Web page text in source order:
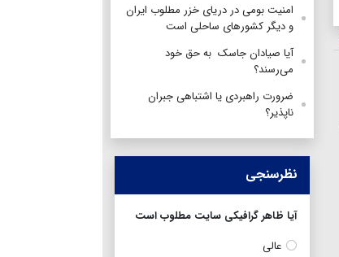
امنیت بومی در دریای خزر مطلوب ایران
و دیگر کشورهای ساحلی است
آیا صیادان جاسک به حق خود
می‌رسند؟
ضرورت راهبردی یا اشتباهی جبران
ناپذیر؟
نظرسنجی
آیا ظاهر گرافیکی سایت مطلوب است
عالی